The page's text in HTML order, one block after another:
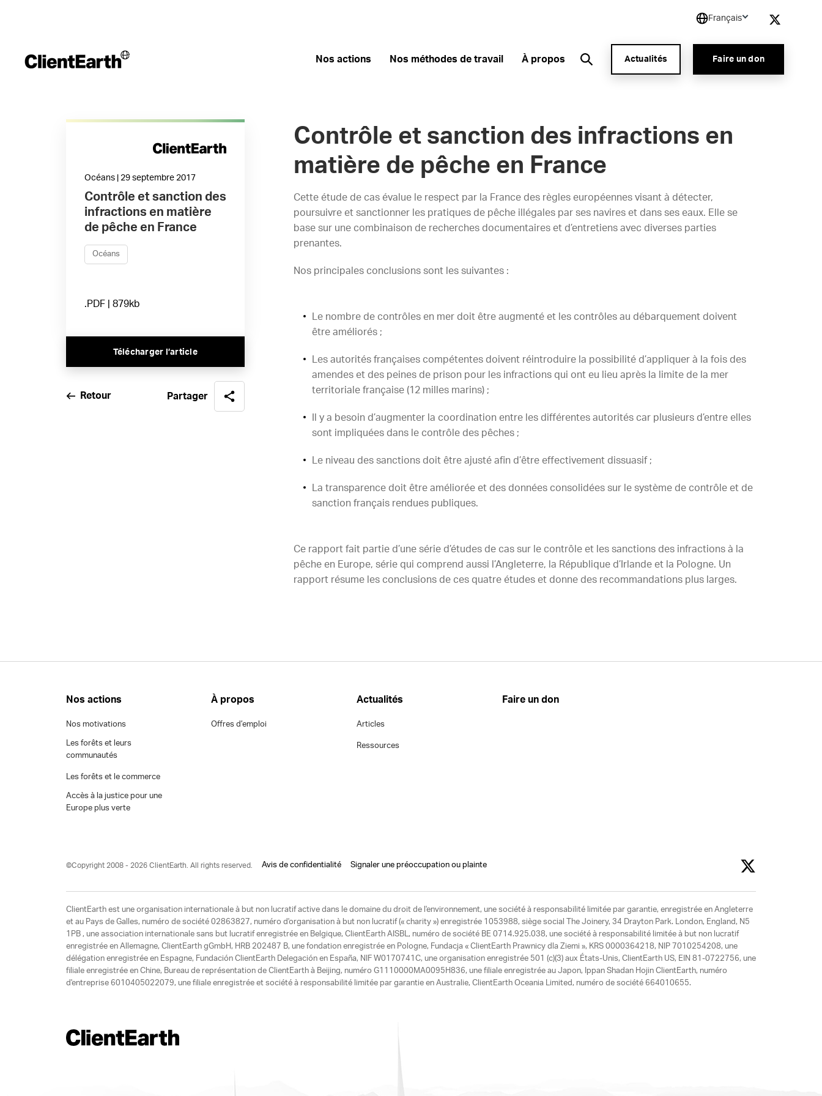
Français
Nos actions Nos méthodes de travail À propos Actualités Faire un don
Océans | 29 septembre 2017
Contrôle et sanction des
infractions en matière
de pêche en France
Océans
.PDF | 879kb
Télécharger l’article
Retour Partager
Contrôle et sanction des infractions en
matière de pêche en France
Cette étude de cas évalue le respect par la France des règles européennes visant à détecter,
poursuivre et sanctionner les pratiques de pêche illégales par ses navires et dans ses eaux. Elle se
base sur une combinaison de recherches documentaires et d’entretiens avec diverses parties
prenantes.
Nos principales conclusions sont les suivantes :
Le nombre de contrôles en mer doit être augmenté et les contrôles au débarquement doivent
être améliorés ;
Les autorités françaises compétentes doivent réintroduire la possibilité d’appliquer à la fois des
amendes et des peines de prison pour les infractions qui ont eu lieu après la limite de la mer
territoriale française (12 milles marins) ;
Il y a besoin d’augmenter la coordination entre les différentes autorités car plusieurs d’entre elles
sont impliquées dans le contrôle des pêches ;
Le niveau des sanctions doit être ajusté afin d’être effectivement dissuasif ;
La transparence doit être améliorée et des données consolidées sur le système de contrôle et de
sanction français rendues publiques.
Ce rapport fait partie d’une série d’études de cas sur le contrôle et les sanctions des infractions à la
pêche en Europe, série qui comprend aussi l’Angleterre, la République d’Irlande et la Pologne. Un
rapport résume les conclusions de ces quatre études et donne des recommandations plus larges.
Nos actions
Nos motivations
Les forêts et leurs
communautés
Les forêts et le commerce
Accès à la justice pour une
Europe plus verte
À propos
Offres d’emploi
Actualités
Articles
Ressources
Faire un don
©Copyright 2008 - 2026 ClientEarth. All rights reserved. Avis de confidentialité Signaler une préoccupation ou plainte
ClientEarth est une organisation internationale à but non lucratif active dans le domaine du droit de l'environnement, une société à responsabilité limitée par garantie, enregistrée en Angleterre
et au Pays de Galles, numéro de société 02863827, numéro d'organisation à but non lucratif (« charity ») enregistrée 1053988, siège social The Joinery, 34 Drayton Park. London, England, N5
1PB , une association internationale sans but lucratif enregistrée en Belgique, ClientEarth AISBL, numéro de société BE 0714.925.038, une société à responsabilité limitée à but non lucratif
enregistrée en Allemagne, ClientEarth gGmbH, HRB 202487 B, une fondation enregistrée en Pologne, Fundacja « ClientEarth Prawnicy dla Ziemi », KRS 0000364218, NIP 7010254208, une
délégation enregistrée en Espagne, Fundación ClientEarth Delegación en España, NIF W0170741C, une organisation enregistrée 501 (c)(3) aux États-Unis, ClientEarth US, EIN 81-0722756, une
filiale enregistrée en Chine, Bureau de représentation de ClientEarth à Beijing, numéro G1110000MA0095H836, une filiale enregistrée au Japon, Ippan Shadan Hojin ClientEarth, numéro
d'entreprise 6010405022079, une filiale enregistrée et société à responsabilité limitée par garantie en Australie, ClientEarth Oceania Limited, numéro de société 664010655.